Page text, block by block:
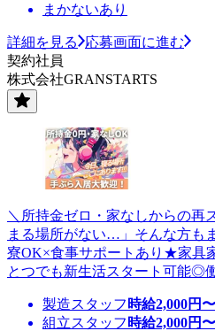
まかないあり
詳細を見る
応募画面に進む
契約社員
株式会社GRANSTARTS
＼所持金ゼロ・家なしからの再
まる場所がない…」そんな方も
寮OK×食事サポートあり★家具
とつでも新生活スタート可能◎
製造スタッフ 時給2,000円〜
組立スタッフ 時給2,000円〜